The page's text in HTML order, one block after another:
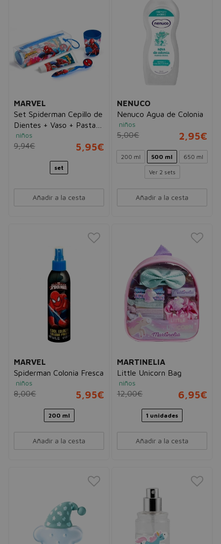
MARVEL
Set Spiderman Cepillo de
Dientes + Vaso + Pasta
de Dientes
niños
9,94€ 5,95€
set
Añadir a la cesta
NENUCO
Nenuco Agua de Colonia
niños
5,00€ 2,95€
200 ml 500 ml 650 ml
Ver 2 sets
Añadir a la cesta
MARVEL
Spiderman Colonia Fresca
niños
8,00€ 5,95€
200 ml
Añadir a la cesta
MARTINELIA
Little Unicorn Bag
niños
12,00€ 6,95€
1 unidades
Añadir a la cesta